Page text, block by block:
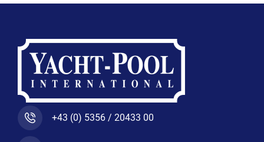
f
+43 (0) 5356 / 20433 00